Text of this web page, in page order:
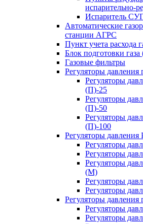
испарительно-
Испаритель
Автоматические
станции АГРС
Пункт учета расхода
Блок подготовки
Газовые фильтры
Регуляторы давления
Регуляторы
(П)-25
Регуляторы
(П)-50
Регуляторы
(П)-100
Регуляторы
Регуляторы
Регуляторы
Регуляторы
(М)
Регуляторы
Регуляторы
Регуляторы давления
Регуляторы
Регуляторы